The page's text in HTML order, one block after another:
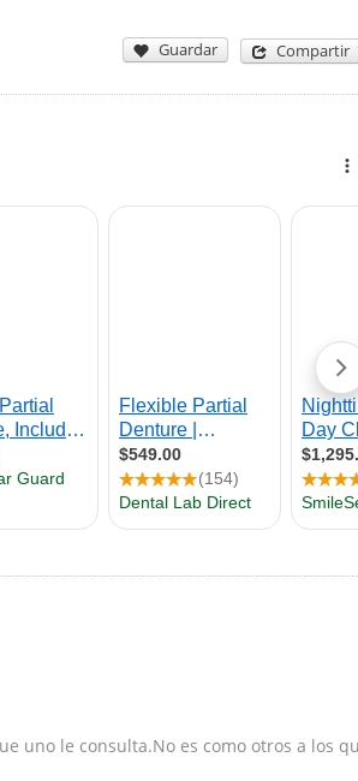
Guardar Compartir
uno le consulta.No es como otros a los